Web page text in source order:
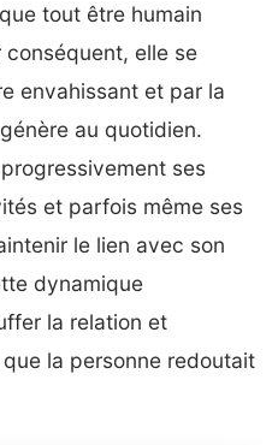
tout être humain
conséquent, elle se
envahissant et par la
au quotidien.
ses
et parfois même ses
le lien avec son
dynamique
la relation et
la personne redoutait